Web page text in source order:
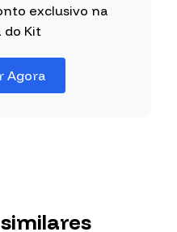
exclusivo na
do Kit
Agora